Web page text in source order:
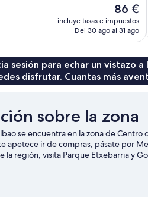
El
precio
actual
86 €
86 €
incluye tasas e impuestos
Del 30 ago al 31 ago
sesión para echar un vistazo
disfrutar. Cuantas más
sobre la zona
se encuentra en la zona de
apetece ir de compras, pásate por
la región, visita Parque Etxebarria y
el calendario de Estadio de San